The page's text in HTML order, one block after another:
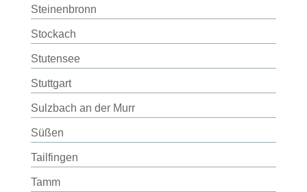
Steinenbronn
Stockach
Stutensee
Stuttgart
Sulzbach an der Murr
Süßen
Tailfingen
Tamm